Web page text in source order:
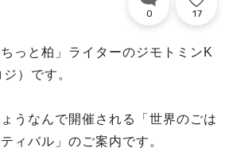
0 17
っと柏」ライターのジモトミンK
）です。
うなんで開催される「世界のごは
ィバル」のご案内です。